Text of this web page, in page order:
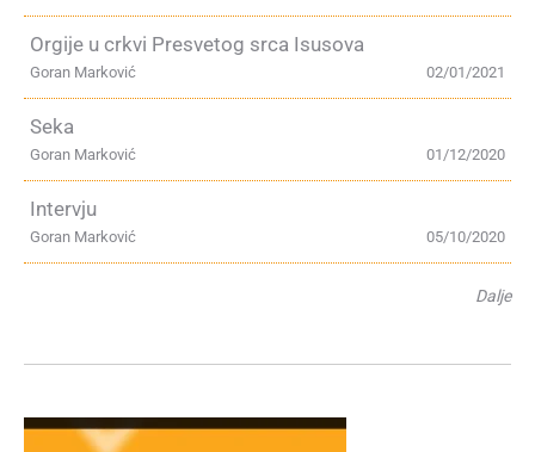
Orgije u crkvi Presvetog srca Isusova
02/01/2021
Goran Marković
Seka
01/12/2020
Goran Marković
Intervju
05/10/2020
Goran Marković
Dalje